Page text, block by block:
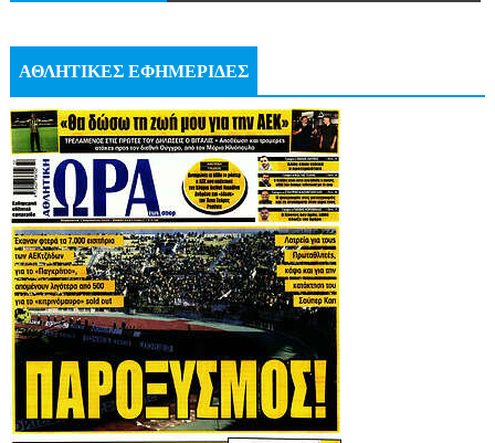
ΑΘΛΗΤΙΚΕΣ ΕΦΗΜΕΡΙΔΕΣ